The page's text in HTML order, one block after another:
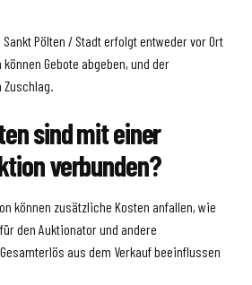
Pölten / Stadt erfolgt entweder vor Ort
Gebote abgeben, und der
sind mit einer
verbunden?
können zusätzliche Kosten anfallen, wie
den Auktionator und andere
aus dem Verkauf beeinflussen